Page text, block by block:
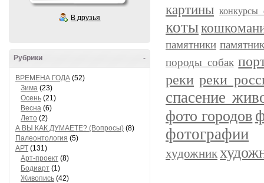
В друзья
-
Рубрики
ВРЕМЕНА ГОДА (52)
Зима (23)
Осень (21)
Весна (6)
Лето (2)
А ВЫ КАК ДУМАЕТЕ? (Вопросы) (8)
Палеонтология (5)
АРТ (131)
Арт-проект (8)
Бодиарт (1)
Живопись (42)
картины конкурсы
коты
памятники
породы собак
реки реки
спасение
фото городов
фотографии
художник